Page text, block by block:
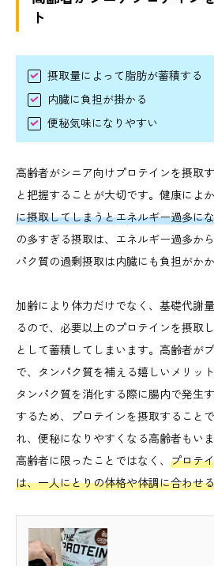
ト
摂取量によって脂肪が蓄積する
内臓に負担が掛かる
便秘気味になりやすい
高齢者がシニア向けプロテインを摂取
と把握することが大切です。健康によか
に摂取してしまうとエネルギー過多に
の多すぎる摂取は、エネルギー過多か
パク質の過剰摂取は内臓にも負担がか
加齢により体力だけでなく、基礎代謝
るので、必要以上のプロテインを摂取
として蓄積してしまいます。高齢者が
で、タンパク質を補える嬉しいメリッ
タンパク質を消化する際に腸内で発生
するため、プロテインを摂取すること
れ、便秘になりやすくなる高齢者もいま
高齢者に限ったことではなく、 プロテ
は、一人にとりの体格や体調に合わせ